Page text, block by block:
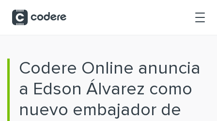
Codere Online anuncia
a Edson Álvarez como
nuevo embajador de